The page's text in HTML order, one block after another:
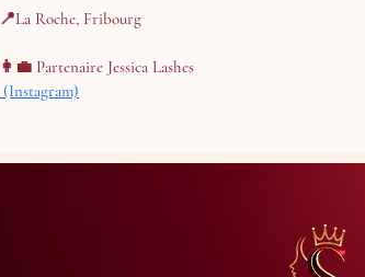
📍La Roche, Fribourg
👩‍💼 Partenaire Jessica Lashes
(Instagram)